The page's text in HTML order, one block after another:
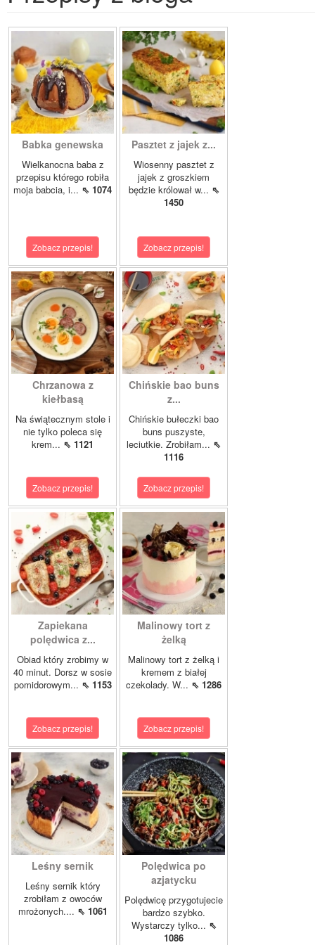
Babka genewska
Wielkanocna baba z
przepisu którego robiła
moja babcia, i... ⇖ 1074
Zobacz przepis!
Pasztet z jajek z...
Wiosenny pasztet z
jajek z groszkiem
będzie królował w... ⇖
1450
Zobacz przepis!
Chrzanowa z
kiełbasą
Na świątecznym stole i
nie tylko poleca się
krem... ⇖ 1121
Zobacz przepis!
Chińskie bao buns
z...
Chińskie bułeczki bao
buns puszyste,
leciutkie. Zrobiłam... ⇖
1116
Zobacz przepis!
Zapiekana
polędwica z...
Obiad który zrobimy w
40 minut. Dorsz w sosie
pomidorowym... ⇖ 1153
Zobacz przepis!
Malinowy tort z
żelką
Malinowy tort z żelką i
kremem z białej
czekolady. W... ⇖ 1286
Zobacz przepis!
Leśny sernik
Leśny sernik który
zrobiłam z owoców
mrożonych.... ⇖ 1061
Polędwica po
azjatycku
Polędwicę przygotujecie
bardzo szybko.
Wystarczy tylko... ⇖
1086